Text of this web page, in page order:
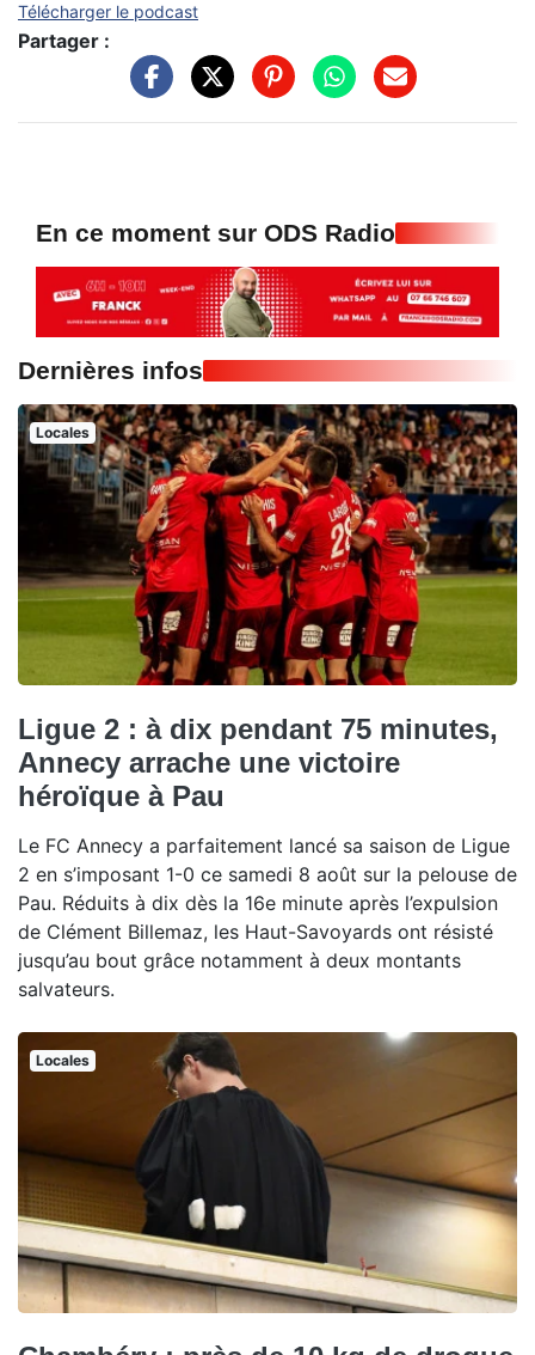
Télécharger le podcast
Partager :
En ce moment sur ODS Radio
Dernières infos
Locales
Ligue 2 : à dix pendant 75 minutes,
Annecy arrache une victoire
héroïque à Pau
Le FC Annecy a parfaitement lancé sa saison de Ligue
2 en s’imposant 1-0 ce samedi 8 août sur la pelouse de
Pau. Réduits à dix dès la 16e minute après l’expulsion
de Clément Billemaz, les Haut-Savoyards ont résisté
jusqu’au bout grâce notamment à deux montants
salvateurs.
Locales